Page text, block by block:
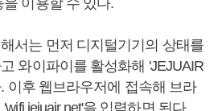
이용할 수 있다.
서는 먼저 디지털기기의 상태를
와이파이를 활성화해 'JEJUAIR
이후 웹브라우저에 접속해 브라